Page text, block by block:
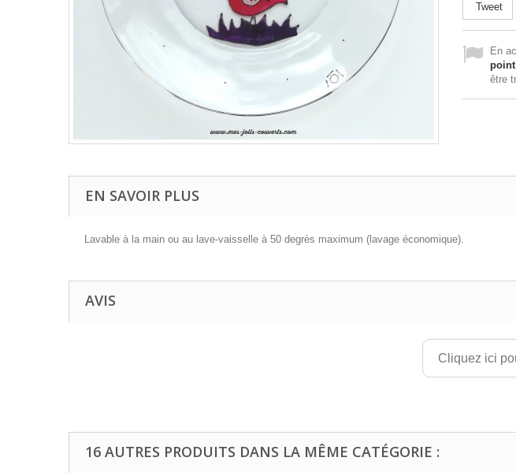
Tweet
En
être
EN SAVOIR PLUS
Lavable à la main ou au lave-vaisselle à 50 degrès maximum (lavage économique).
AVIS
Cliquez ici
16 AUTRES PRODUITS DANS LA MÊME CATÉGORIE :